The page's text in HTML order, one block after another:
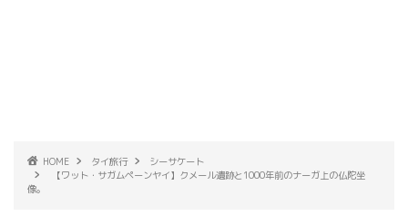
HOME タイ旅行
シーサケート
【ワット・サガムペーンヤイ】クメール遺跡と1000年前のナーガ上の仏陀坐
像。